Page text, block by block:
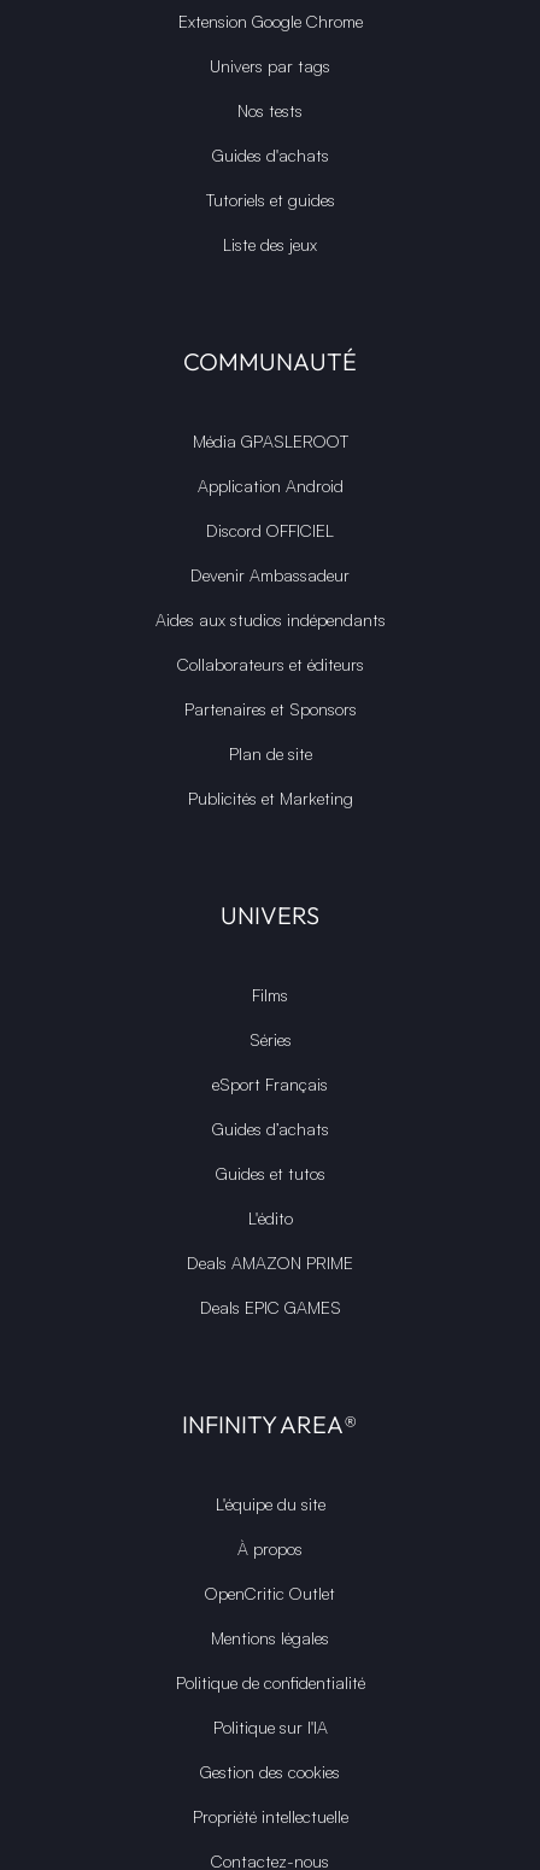
Extension Google Chrome
Univers par tags
Nos tests
Guides d'achats
Tutoriels et guides
Liste des jeux
COMMUNAUTÉ
Média GPASLEROOT
Application Android
Discord OFFICIEL
Devenir Ambassadeur
Aides aux studios indépendants
Collaborateurs et éditeurs
Partenaires et Sponsors
Plan de site
Publicités et Marketing
UNIVERS
Films
Séries
eSport Français
Guides d’achats
Guides et tutos
L'édito
Deals AMAZON PRIME
Deals EPIC GAMES
INFINITY AREA®
L'équipe du site
À propos
OpenCritic Outlet
Mentions légales
Politique de confidentialité
Politique sur l'IA
Gestion des cookies
Propriété intellectuelle
Contactez-nous